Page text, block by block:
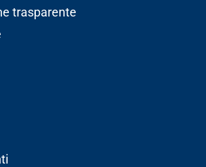
trasparente